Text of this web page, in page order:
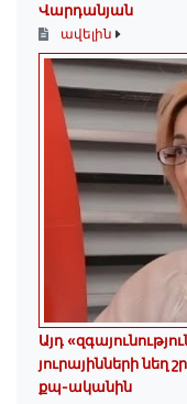
Վարդանյան
ավելին
Այդ
յուրայինների նեղ
քպ-ականին